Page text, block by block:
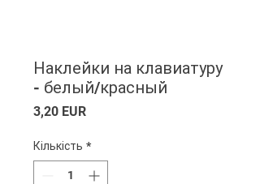
Наклейки на клавиатуру
- белый/красный
3,20 EURЦіна
Кількість *